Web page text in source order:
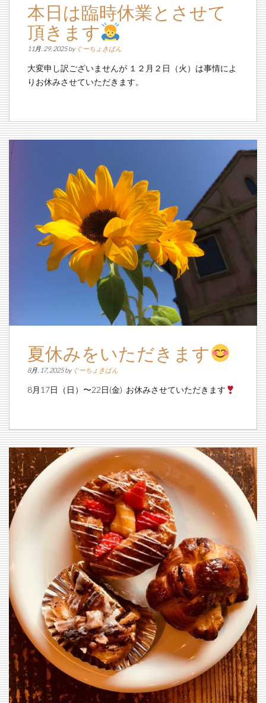
本日は臨時休業とさせて
頂きます
11月. 29, 2025 by ぐーちょきぱん
大変申し訳ございませんが １２月２日（火）は事情によ
りお休みさせていただきます。
夏休みをいただきます
8月. 17, 2025 by ぐーちょきぱん
8月17日（日）〜22日(金) お休みさせていただきます